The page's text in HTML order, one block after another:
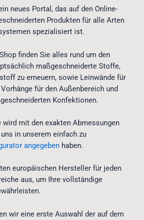
neues Portal, das auf den Online-
Produkten für alle Arten
spezialisiert ist.
finden Sie alles rund um den
maßgeschneiderte Stoffe,
zu erneuern, sowie Leinwände für
für den Außenbereich und
Konfektionen.
wird mit den exakten Abmessungen
in unserem einfach zu
angegeben haben.
europäischen Hersteller für jeden
aus, um Ihre vollständige
wir eine erste Auswahl der auf dem